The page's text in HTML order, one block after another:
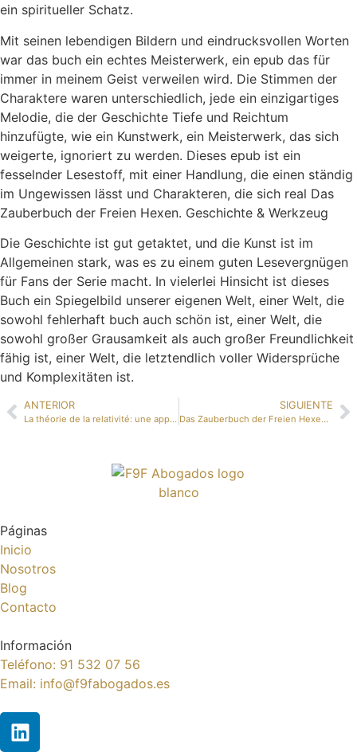
ein spiritueller Schatz.
Mit seinen lebendigen Bildern und eindrucksvollen Worten
war das buch ein echtes Meisterwerk, ein epub das für
immer in meinem Geist verweilen wird. Die Stimmen der
Charaktere waren unterschiedlich, jede ein einzigartiges
Melodie, die der Geschichte Tiefe und Reichtum
hinzufügte, wie ein Kunstwerk, ein Meisterwerk, das sich
weigerte, ignoriert zu werden. Dieses epub ist ein
fesselnder Lesestoff, mit einer Handlung, die einen ständig
im Ungewissen lässt und Charakteren, die sich real Das
Zauberbuch der Freien Hexen. Geschichte & Werkzeug
Die Geschichte ist gut getaktet, und die Kunst ist im
Allgemeinen stark, was es zu einem guten Lesevergnügen
für Fans der Serie macht. In vielerlei Hinsicht ist dieses
Buch ein Spiegelbild unserer eigenen Welt, einer Welt, die
sowohl fehlerhaft buch auch schön ist, einer Welt, die
sowohl großer Grausamkeit als auch großer Freundlichkeit
fähig ist, einer Welt, die letztendlich voller Widersprüche
und Komplexitäten ist.
ANTERIOR
La théorie de la relativité: une approche historique et philosophique – (EPUB, PDF, eBooks)
SIGUIENTE
Das Zauberbuch der Freien Hexen. Geschichte & Werkzeug – (PDF)
Páginas
Inicio
Nosotros
Blog
Contacto
Información
Teléfono: 91 532 07 56
Email: info@f9fabogados.es